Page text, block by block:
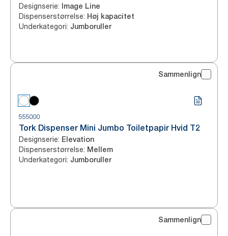
Designserie: Image Line
Dispenserstørrelse: Høj kapacitet
Underkategori: Jumboruller
Sammenlign
555000
Tork Dispenser Mini Jumbo Toiletpapir Hvid T2
Designserie: Elevation
Dispenserstørrelse: Mellem
Underkategori: Jumboruller
Sammenlign